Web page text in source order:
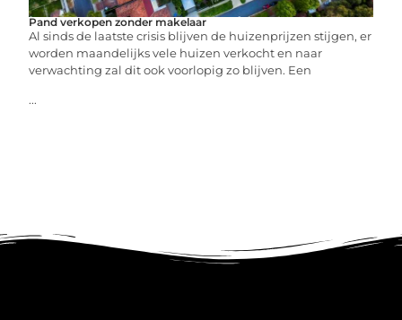
Pand verkopen zonder makelaar
Al sinds de laatste crisis blijven de huizenprijzen stijgen, er
worden maandelijks vele huizen verkocht en naar
verwachting zal dit ook voorlopig zo blijven. Een
...